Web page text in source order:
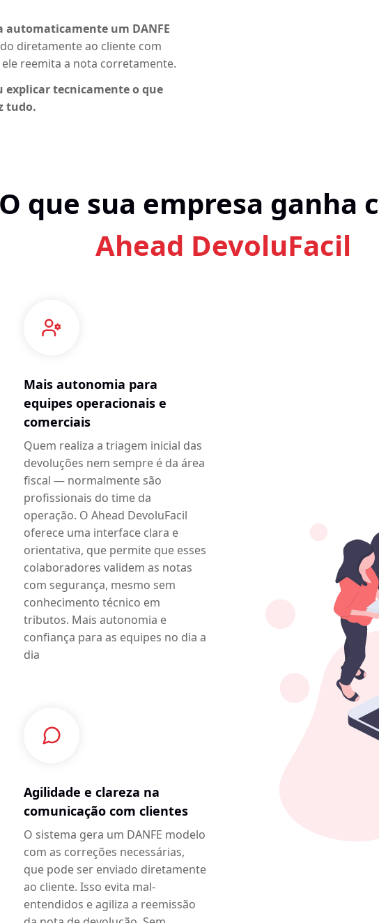
automaticamente um DANFE
diretamente ao cliente com
reemita a nota corretamente.
explicar tecnicamente o que
tudo.
O que sua empresa ganha
Ahead DevoluFacil
Mais autonomia para
equipes operacionais e
comerciais
Quem realiza a triagem inicial das
devoluções nem sempre é da área
fiscal — normalmente são
profissionais do time da
operação. O Ahead DevoluFacil
oferece uma interface clara e
orientativa, que permite que esses
colaboradores validem as notas
com segurança, mesmo sem
conhecimento técnico em
tributos. Mais autonomia e
confiança para as equipes no dia a
dia
Agilidade e clareza na
comunicação com clientes
O sistema gera um DANFE modelo
com as correções necessárias,
que pode ser enviado diretamente
ao cliente. Isso evita mal-
entendidos e agiliza a reemissão